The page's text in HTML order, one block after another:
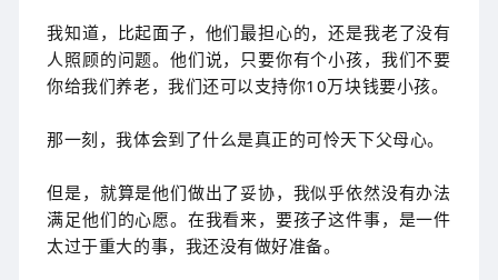
我知道，比起面子，他们最担心的，还是我老了没有
人照顾的问题。他们说，只要你有个小孩，我们不要
你给我们养老，我们还可以支持你10万块钱要小孩。
那一刻，我体会到了什么是真正的可怜天下父母心。
但是，就算是他们做出了妥协，我似乎依然没有办法
满足他们的心愿。在我看来，要孩子这件事，是一件
太过于重大的事，我还没有做好准备。